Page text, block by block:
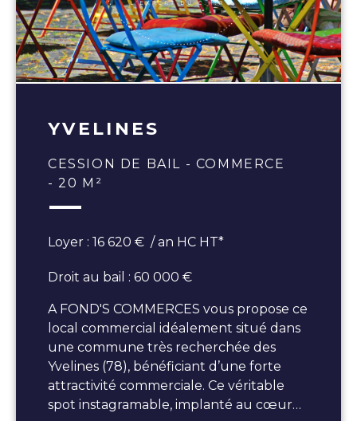
YVELINES
CESSION DE BAIL - COMMERCE
- 20 M²
Loyer : 16 620 € / an HC HT*
Droit au bail : 60 000 €
A FOND'S COMMERCES vous propose ce
local commercial idéalement situé dans
une commune très recherchée des
Yvelines (78), bénéficiant d’une forte
attractivité commerciale. Ce véritable
spot instagramable, implanté au cœur…